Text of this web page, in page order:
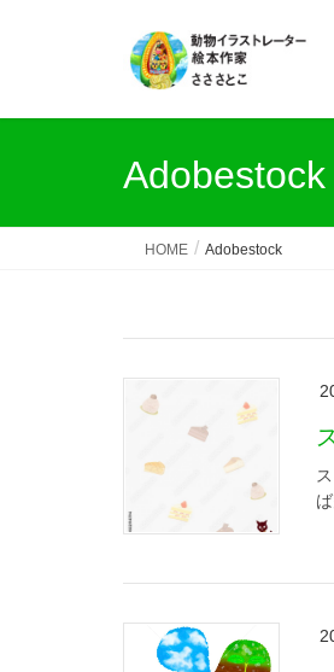
Adobestock
HOME Adobestock